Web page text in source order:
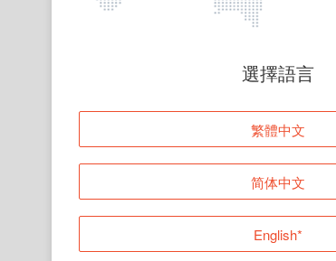
頁面無法顯示
登入
返回首頁
選擇語言
繁體中文
简体中文
English*